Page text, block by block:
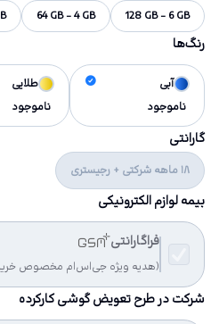
128 GB - 6 GB
64 GB - 4 GB
رنگ‌ها
آبی
ناموجود
طلایی
ناموجود
گارانتی
18 ماهه شرکتی + رجیستری
بیمه لوازم الکترونیکی
فراگارانتی
(هدیه ویژه جی‌اس‌ام مخصوص
شرکت در طرح تعویض گوشی کارکرده